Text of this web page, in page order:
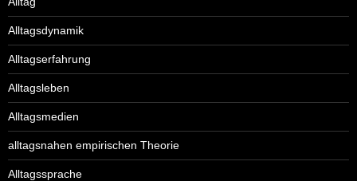
Alltagsdynamik
Alltagserfahrung
Alltagsleben
Alltagsmedien
alltagsnahen empirischen Theorie
Alltagssprache